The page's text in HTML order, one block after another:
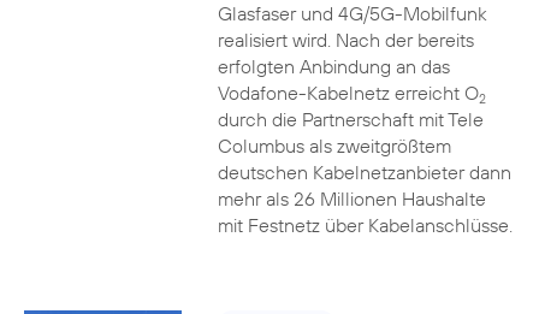
Glasfaser und 4G/5G-Mobilfunk
realisiert wird. Nach der bereits
erfolgten Anbindung an das
Vodafone-Kabelnetz erreicht O2
durch die Partnerschaft mit Tele
Columbus als zweitgrößtem
deutschen Kabelnetzanbieter dann
mehr als 26 Millionen Haushalte
mit Festnetz über Kabelanschlüsse.